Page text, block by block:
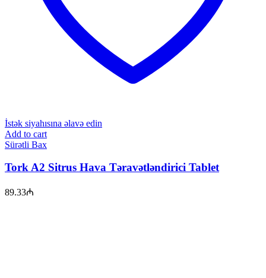
İstək siyahısına əlavə edin
Add to cart
Sürətli Bax
Tork A2 Sitrus Hava Təravətləndirici Tablet
89.33₼